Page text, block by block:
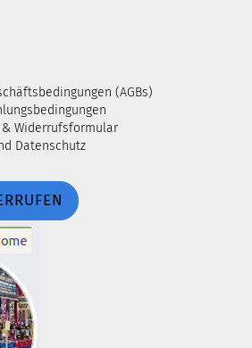
(AGBs)
Widerrufsformular
Datenschutz